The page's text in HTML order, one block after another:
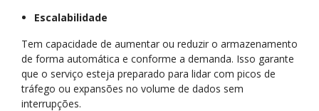
Escalabilidade
Tem capacidade de aumentar ou reduzir o armazenamento
de forma automática e conforme a demanda. Isso garante
que o serviço esteja preparado para lidar com picos de
tráfego ou expansões no volume de dados sem
interrupções.